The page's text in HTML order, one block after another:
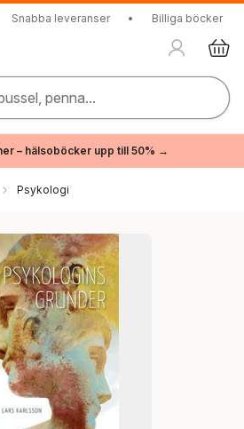
Snabba leveranser • Billiga böcker
penna...
– hälsoböcker upp till 50% →
Psykologi